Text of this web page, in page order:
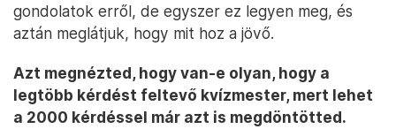
gondolatok erről, de egyszer ez legyen meg, és
aztán meglátjuk, hogy mit hoz a jövő.
Azt megnézted, hogy van-e olyan, hogy a
legtöbb kérdést feltevő kvízmester, mert lehet
a 2000 kérdéssel már azt is megdöntötted.